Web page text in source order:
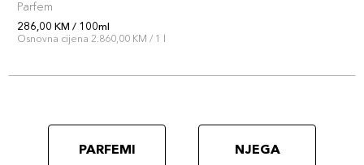
Parfem
286,00 KM / 100ml
Osnovna cijena 2.860,00 KM / 1 l
PARFEMI NJEGA